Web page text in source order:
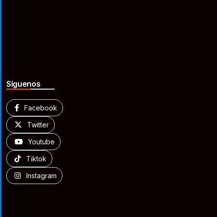
Síguenos
Facebook
Twitter
Youtube
Tiktok
Instagram